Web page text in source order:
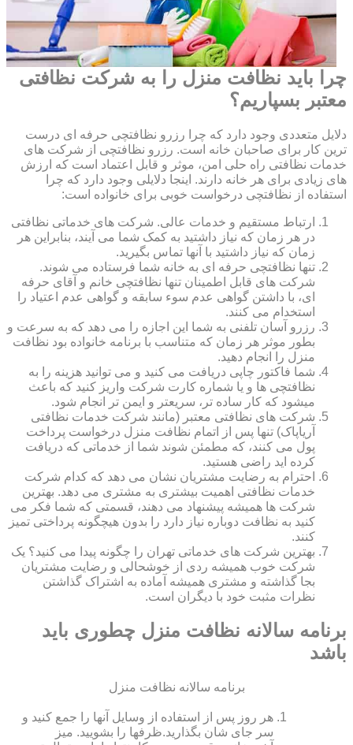
چرا باید نظافت منزل را به شرکت نظافتی
معتبر بسپاریم؟
دلایل متعددی وجود دارد که چرا رزرو نظافتچی حرفه ای درست
ترین کار برای صاحبان خانه است. رزرو نظافتچی از شرکت های
خدمات نظافتی راه حلی امن، موثر و قابل اعتماد است که ارزش
های زیادی برای هر خانه دارند. اینجا دلایلی وجود دارد که چرا
استفاده از نظافتچی درخواست خوبی برای خانواده است:
ارتباط مستقیم و خدمات عالی. شرکت های خدماتی نظافتی
در هر زمان که نیاز داشتید به کمک شما می آیند، بنابراین هر
زمان که نیاز داشتید با آنها تماس بگیرید.
تنها نظافتچی حرفه ای به خانه شما فرستاده می شوند.
شرکت های قابل اطمینان تنها نظافتچی خانم و آقای حرفه
ای، با داشتن گواهی عدم سوء سابقه و گواهی عدم اعتیاد را
استخدام می کنند.
رزرو آسان تلفنی به شما این اجازه را می دهد که به سرعت و
بطور موثر هر زمان که متناسب با برنامه خانواده بود نظافت
منزل را انجام دهید.
شما فاکتور چاپی دریافت می کنید و می توانید هزینه را به
نظافتچی ها و یا شماره کارت شرکت واریز کنید که باعث
میشود که کار ساده تر، سریعتر و ایمن تر انجام شود.
شرکت های نظافتی معتبر (مانند شرکت خدمات نظافتی
آریاپاک) تنها پس از اتمام نظافت منزل درخواست پرداخت
پول می کنند، که مطمئن شوند شما از خدماتی که دریافت
کرده اید راضی هستید.
احترام به رضایت مشتریان نشان می دهد که کدام شرکت
خدمات نظافتی اهمیت بیشتری به مشتری می دهد. بهترین
شرکت ها همیشه پیشنهاد می دهند، قسمتی که شما فکر می
کنید به نظافت دوباره نیاز دارد را بدون هیچگونه پرداختی تمیز
کنند.
بهترین شرکت های خدماتی تهران را چگونه پیدا می کنید؟ یک
شرکت خوب همیشه ردی از خوشحالی و رضایت مشتریان
بجا گذاشته و مشتری همیشه آماده به اشتراک گذاشتن
نظرات مثبت خود با دیگران است.
برنامه سالانه نظافت منزل چطوری باید
باشد
برنامه سالانه نظافت منزل
هر روز پس از استفاده از وسایل آنها را جمع کنید و
سر جای شان بگذارید.ظرف‏ها را بشویید. میز